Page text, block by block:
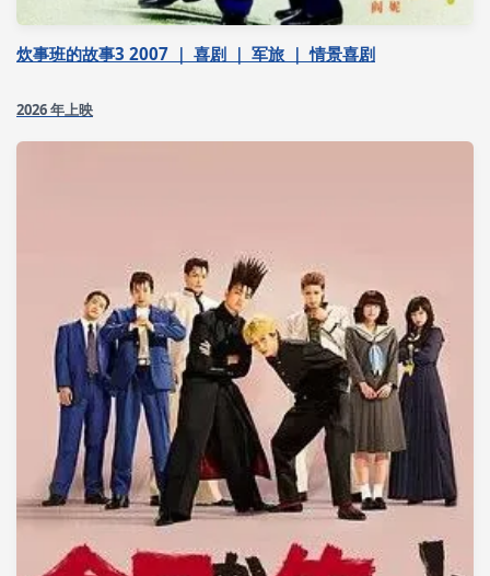
炊事班的故事3 2007 ｜ 喜剧 ｜ 军旅 ｜ 情景喜剧
2026 年上映